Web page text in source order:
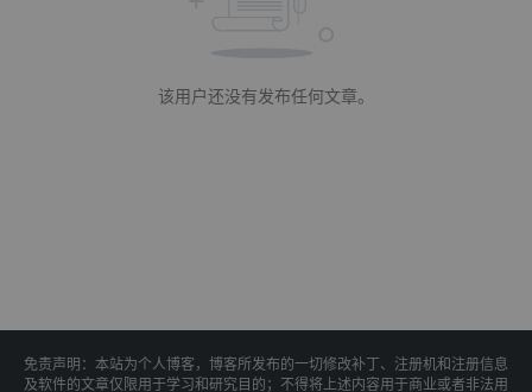
该用户还没有发布任何文章。
免责声明：本站为个人博客，博客所发布的一切修改补丁、注册机和注册信息
及软件的文章仅限用于学习和研究目的；不得将上述内容用于商业或者非法用